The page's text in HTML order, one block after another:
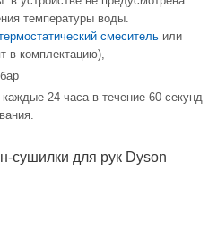
температуры воды.
смеситель или
в комплектацию),
24 часа в течение 60 секунд
сушилки для рук Dyson